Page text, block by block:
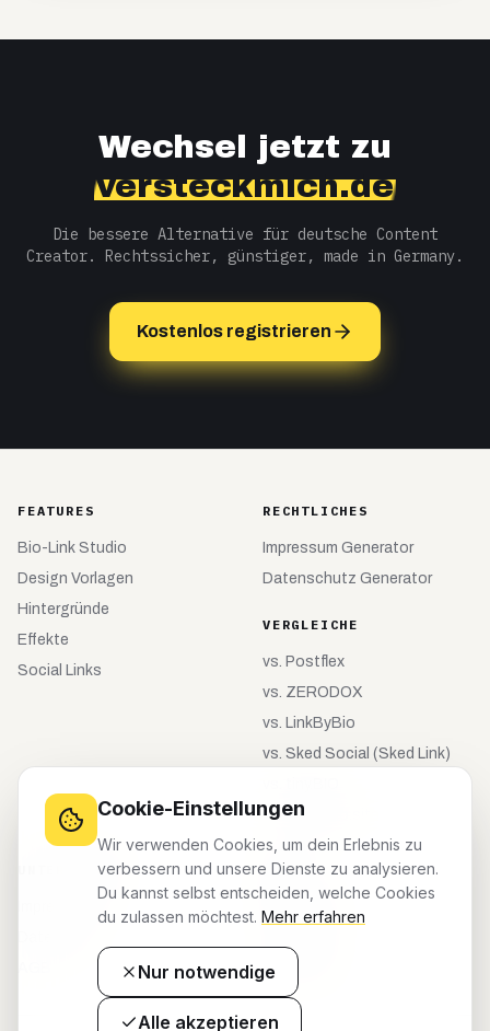
Wechsel jetzt zu
versteckmich.de
Die bessere Alternative für deutsche Content
Creator. Rechtssicher, günstiger, made in Germany.
Kostenlos registrieren
FEATURES
Bio-Link Studio
Design Vorlagen
Hintergründe
Effekte
Social Links
RECHTLICHES
Impressum Generator
Datenschutz Generator
VERGLEICHE
vs. Postflex
vs. ZERODOX
vs. LinkByBio
vs. Sked Social (Sked Link)
vs.meinebio.site
UNTERNEHMEN KONTO
Registrieren
Dashboard
Cookie-Einstellungen
Wir verwenden Cookies, um dein Erlebnis zu
verbessern und unsere Dienste zu analysieren.
Du kannst selbst entscheiden, welche Cookies
du zulassen möchtest. Mehr erfahren
Nur notwendige
Alle akzeptieren